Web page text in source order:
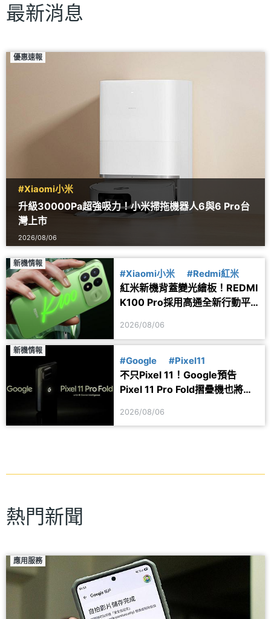
最新消息
優惠速報
#Xiaomi小米
升級30000Pa超強吸力！小米掃拖機器人6與6 Pro台
灣上市
2026/08/06
新機情報
#Xiaomi小米 #Redmi紅米
紅米新機背蓋變光繪板！REDMI
K100 Pro採用高通全新行動平
2026/08/06
新機情報
#Google #Pixel11
不只Pixel 11！Google預告
Pixel 11 Pro Fold摺疊機也將於
2026/08/06
熱門新聞
應用服務